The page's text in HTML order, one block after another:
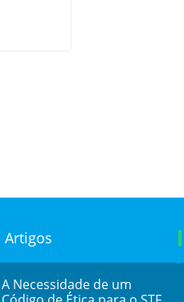
Artigos
A Necessidade de um